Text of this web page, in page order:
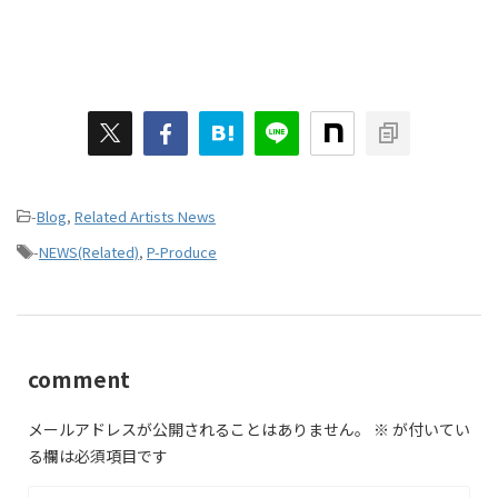
-Blog, Related Artists News
-NEWS(Related), P-Produce
comment
メールアドレスが公開されることはありません。 ※ が付いてい
る欄は必須項目です